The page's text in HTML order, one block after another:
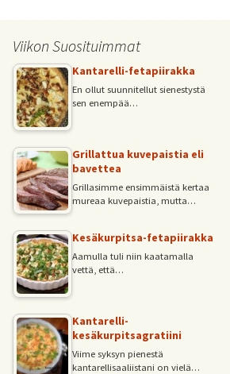
Viikon Suosituimmat
Kantarelli-fetapiirakka
En ollut suunnitellut sienestystä
sen enempää…
Grillattua kuvepaistia eli
bavettea
Grillasimme ensimmäistä kertaa
mureaa kuvepaistia, mutta…
Kesäkurpitsa-fetapiirakka
Aamulla tuli niin kaatamalla
vettä, että…
Kantarelli-
kesäkurpitsagratiini
Viime syksyn pienestä
kantarellisaaliistani on vielä…